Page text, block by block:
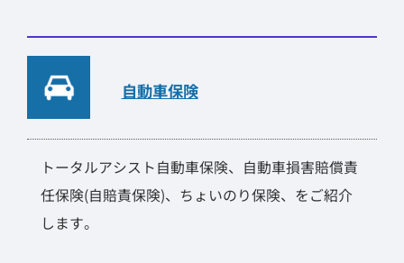
自動車保険
トータルアシスト自動車保険、自動車損害賠償責
任保険(自賠責保険)、ちょいのり保険、をご紹介
します。